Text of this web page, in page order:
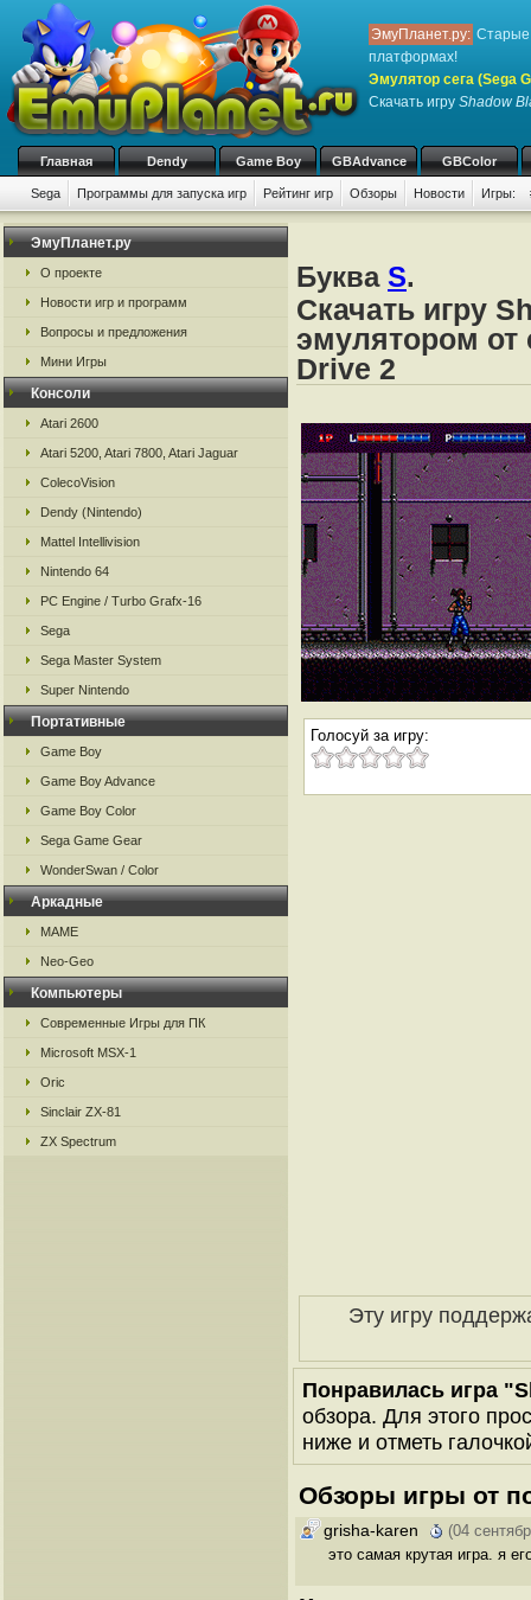
ЭмуПланет.ру: Старые
платформах!
Эмулятор сега (Sega
Скачать игру Shadow
Главная Dendy Game Boy GBAdvance GBColor
Sega Программы для запуска игр Рейтинг игр Обзоры Новости Игры:
ЭмуПланет.ру
О проекте
Новости игр и программ
Вопросы и предложения
Мини Игры
Консоли
Atari 2600
Atari 5200, Atari 7800, Atari Jaguar
ColecoVision
Dendy (Nintendo)
Mattel Intellivision
Nintendo 64
PC Engine / Turbo Grafx-16
Sega
Sega Master System
Super Nintendo
Портативные
Game Boy
Game Boy Advance
Game Boy Color
Sega Game Gear
WonderSwan / Color
Аркадные
MAME
Neo-Geo
Компьютеры
Современные Игры для ПК
Microsoft MSX-1
Oric
Sinclair ZX-81
ZX Spectrum
Буква S.
Скачать игру
эмулятором от
Drive 2
Голосуй за игру:
Эту игру
Понравилась игра
обзора. Для этого
ниже и отметь
Обзоры игры от
grisha-karen
(04
это самая крутая игра. я